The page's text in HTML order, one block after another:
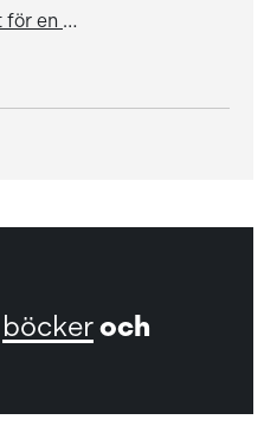
Istället för en blomma till pappa
böckeroch